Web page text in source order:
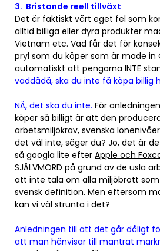
3. Bristande reell tillväxt
Det är faktiskt vårt eget fel som
alltid billiga eller dyra produkter
Vietnam etc. Vad får det för
pryl som du köper som är made in
automatiskt att pengarna INTE
vaddådå, ska du inte få köpa billig
NÄ, det ska du inte. För
köper så billigt är att den
arbetsmiljökrav, svenska
det väl inte, säger du? Jo, det är
så googla lite efter Apple och
SJÄLVMORD på grund av de usla
att inte tala om alla miljöbrott
svensk definition. Men eftersom
kan vi väl strunta i det?
Anledningen till att det går dåligt
att man hänvisar till mantrat